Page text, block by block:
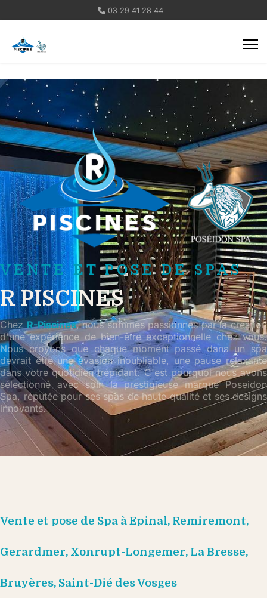
03 29 41 28 44
VENTE ET POSE DE SPAS
R PISCINES
Chez R-Piscines, nous sommes passionnés par la création
d'une expérience de bien-être exceptionnelle chez vous.
Nous croyons que chaque moment passé dans un spa
devrait être une évasion inoubliable, une pause relaxante
dans votre quotidien trépidant. C'est pourquoi nous avons
sélectionné avec soin la prestigieuse marque Poseidon
Spa, réputée pour ses spas de haute qualité et ses designs
innovants.
Vente et pose de Spa à Epinal, Remiremont,
Gerardmer, Xonrupt-Longemer, La Bresse,
Bruyères, Saint-Dié des Vosges